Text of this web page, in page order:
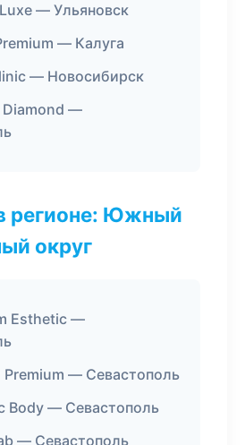
— Ульяновск
— Калуга
— Новосибирск
Diamond —
регионе: Южный
округ
Esthetic —
Premium — Севастополь
Body — Севастополь
— Севастополь